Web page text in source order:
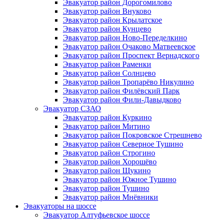
Эвакуатор район Дорогомилово
Эвакуатор район Внуково
Эвакуатор район Крылатское
Эвакуатор район Кунцево
Эвакуатор район Ново-Переделкино
Эвакуатор район Очаково Матвеевское
Эвакуатор район Проспект Вернадского
Эвакуатор район Раменки
Эвакуатор район Солнцево
Эвакуатор район Тропарёво Никулино
Эвакуатор район Филёвский Парк
Эвакуатор район Фили-Давыдково
Эвакуатор СЗАО
Эвакуатор район Куркино
Эвакуатор район Митино
Эвакуатор район Покровское Стрешнево
Эвакуатор район Северное Тушино
Эвакуатор район Строгино
Эвакуатор район Хорошёво
Эвакуатор район Щукино
Эвакуатор район Южное Тушино
Эвакуатор район Тушино
Эвакуатор район Мнёвники
Эвакуаторы на шоссе
Эвакуатор Алтуфьевское шоссе